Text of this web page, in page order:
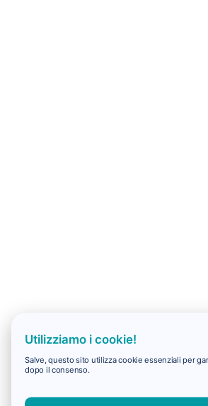
Utilizziamo i cookie!
Salve, questo sito utilizza cookie essenziali per
dopo il consenso.